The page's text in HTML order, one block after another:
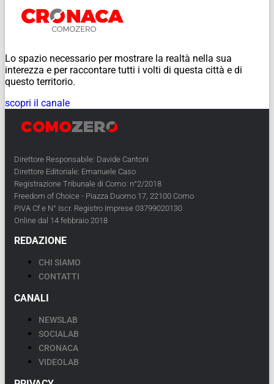
Lo spazio necessario per mostrare la realtà nella sua
interezza e per raccontare tutti i volti di questa città e di
questo territorio.
scopri il canale
Direttore Responsabile: Davide Cantoni
Direttore Editoriale: Emanuele Caso
Registrazione Tribunale di Como: n°2/2018
Freedom of Choice - Piazza Duomo 17, 22100 Como
PIVA Cf e N° Iscr. Registro Imprese 03799020130
Online dal 14 febbraio 2018
REDAZIONE
CHI SIAMO
CONTATTI
CANALI
NEWSLAB
SOCIALAB
CRONACA
VIDEOLAB